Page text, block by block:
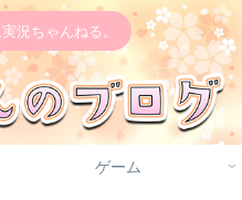
況ちゃんねる。
ゲーム